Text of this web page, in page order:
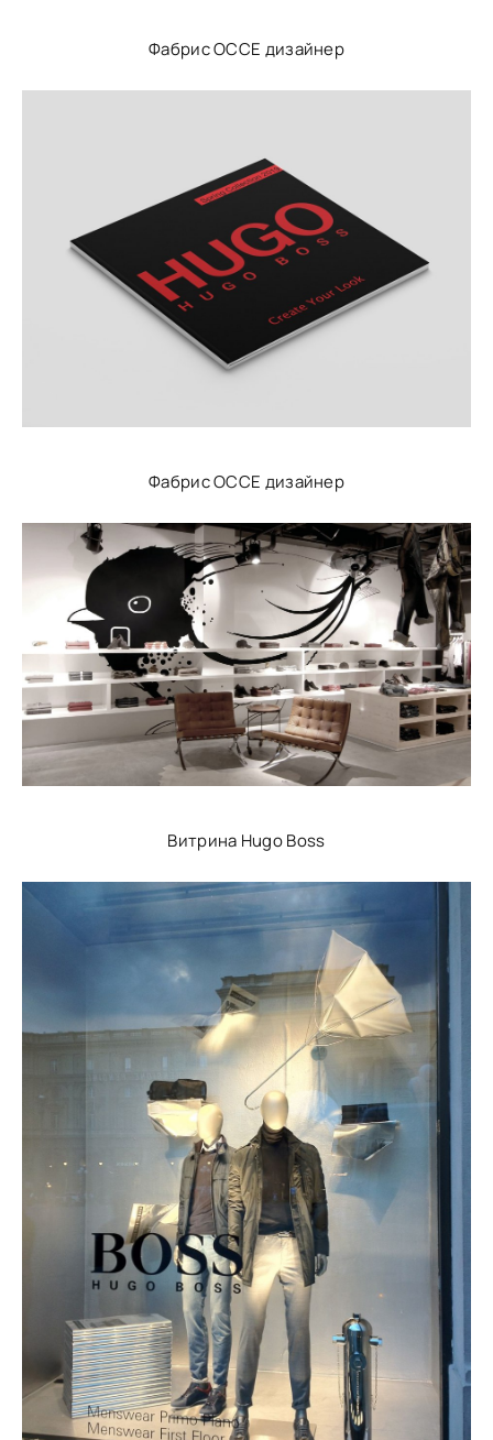
Фабрис ОССЕ дизайнер
Фабрис ОССЕ дизайнер
Витрина Hugo Boss